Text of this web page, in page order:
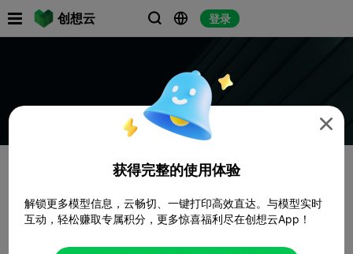
创想云   登录

获得完整的使用体验
解锁更多模型信息，云畅切、一键打印高效直达。与模型实时
互动，轻松赚取专属积分，更多惊喜福利尽在创想云App！